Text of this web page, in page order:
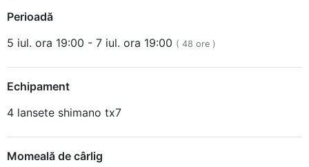
Perioadă
5 iul. ora 19:00 - 7 iul. ora 19:00 ( 48 ore )
Echipament
4 lansete shimano tx7
Momeală de cârlig